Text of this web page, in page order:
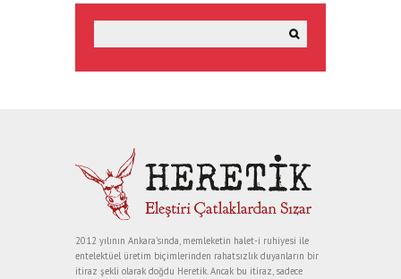
2012 yılının Ankara’sında, memleketin halet-i ruhiyesi ile
entelektüel üretim biçimlerinden rahatsızlık duyanların bir
itiraz şekli olarak doğdu Heretik. Ancak bu itiraz, sadece